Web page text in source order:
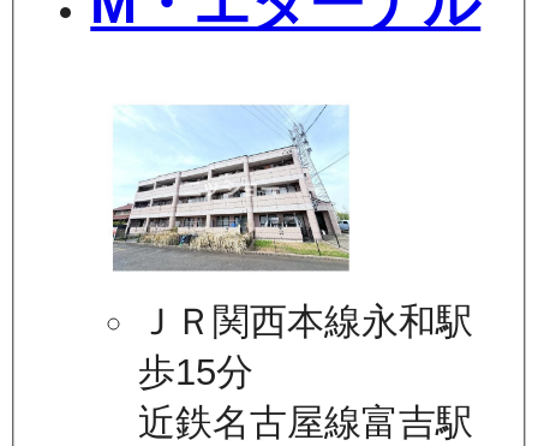
ＪＲ関西本線永和駅
歩15分
近鉄名古屋線富吉駅